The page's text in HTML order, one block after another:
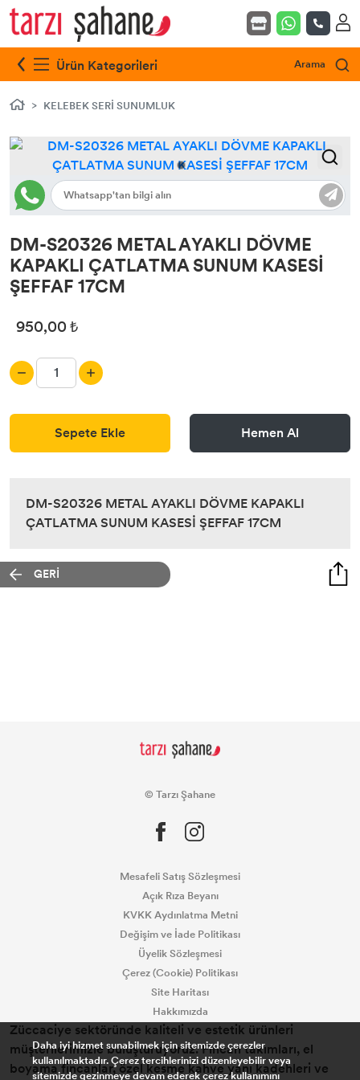
Ürün Kategorileri Arama
KELEBEK SERİ SUNUMLUK
DM-S20326 METAL AYAKLI DÖVME
KAPAKLI ÇATLATMA SUNUM KASESİ
ŞEFFAF 17CM
950,00 ₺
Sepete Ekle Hemen Al
DM-S20326 METAL AYAKLI DÖVME KAPAKLI
ÇATLATMA SUNUM KASESİ ŞEFFAF 17CM
GERİ
© Tarzı Şahane
Mesafeli Satış Sözleşmesi
Açık Rıza Beyanı
KVKK Aydınlatma Metni
Değişim ve İade Politikası
Üyelik Sözleşmesi
Çerez (Cookie) Politikası
Site Haritası
Hakkımızda
Züccaciye sektöründe kaliteli ve estetik ürünleri
müşterilerimizle buluşturuyoruz. Fincan takımları, el
boyama fincanlar, özel kesme kahve yanı kadehleri ve
Daha iyi hizmet sunabilmek için sitemizde çerezler
kullanılmaktadır. Çerez tercihlerinizi düzenleyebilir veya
sitemizde gezinmeye devam ederek çerez kullanımını